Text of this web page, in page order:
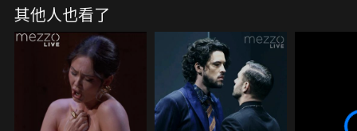
是羅馬天主教儀式，蒙台威爾第創作的「聖母晚禱」
又稱為「聖芭芭拉慶典之晚禱」，因為聖芭芭拉是曼
托瓦家族的贊助人，而這部晚禱則是為紀念聖芭芭拉
而譜寫，在「聖母瑪莉亞升天節」演出。全曲包括聖
經詩篇、以賽亞書、約翰福音、雅歌等經文的頌歌十
二首，以及「聖母讚主歌」兩組(六聲部和七聲部)等
等組成。蒙台威爾第在17世紀初完成，是同類題材作
其他人也看了